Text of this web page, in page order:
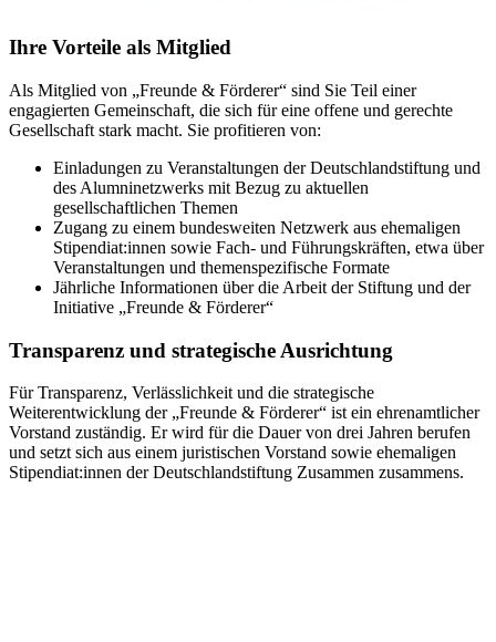
Ihre Vorteile als Mitglied
Als Mitglied von „Freunde & Förderer“ sind Sie Teil einer
engagierten Gemeinschaft, die sich für eine offene und gerechte
Gesellschaft stark macht. Sie profitieren von:
Einladungen zu Veranstaltungen der Deutschlandstiftung und
des Alumninetzwerks mit Bezug zu aktuellen
gesellschaftlichen Themen
Zugang zu einem bundesweiten Netzwerk aus ehemaligen
Stipendiat:innen sowie Fach- und Führungskräften, etwa über
Veranstaltungen und themenspezifische Formate
Jährliche Informationen über die Arbeit der Stiftung und der
Initiative „Freunde & Förderer“
Transparenz und strategische Ausrichtung
Für Transparenz, Verlässlichkeit und die strategische
Weiterentwicklung der „Freunde & Förderer“ ist ein ehrenamtlicher
Vorstand zuständig. Er wird für die Dauer von drei Jahren berufen
und setzt sich aus einem juristischen Vorstand sowie ehemaligen
Stipendiat:innen der Deutschlandstiftung Zusammen zusammens.